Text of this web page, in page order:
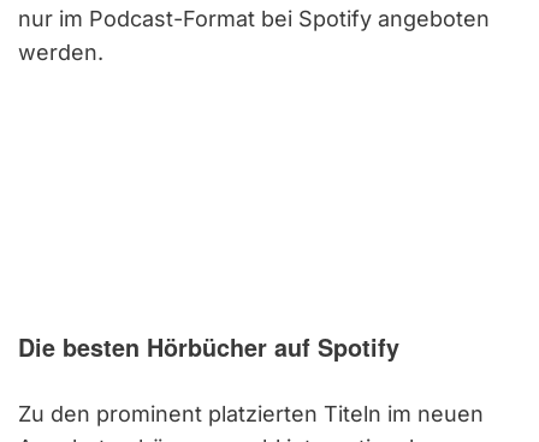
nur im Podcast-Format bei Spotify angeboten
werden.
Die besten Hörbücher auf Spotify
Zu den prominent platzierten Titeln im neuen